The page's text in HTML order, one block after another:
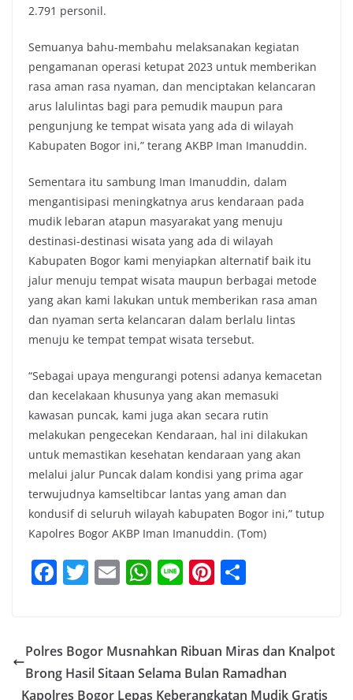
2.791 personil.
Semuanya bahu-membahu melaksanakan kegiatan
pengamanan operasi ketupat 2023 untuk memberikan
rasa aman rasa nyaman, dan menciptakan kelancaran
arus lalulintas bagi para pemudik maupun para
pengunjung ke tempat wisata yang ada di wilayah
Kabupaten Bogor ini,” terang AKBP Iman Imanuddin.
Sementara itu sambung Iman Imanuddin, dalam
mengantisipasi meningkatnya arus kendaraan pada
mudik lebaran atapun masyarakat yang menuju
destinasi-destinasi wisata yang ada di wilayah
Kabupaten Bogor kami menyiapkan alternatif baik itu
jalur menuju tempat wisata maupun berbagai metode
yang akan kami lakukan untuk memberikan rasa aman
dan nyaman serta kelancaran dalam berlalu lintas
menuju ke tempat tempat wisata tersebut.
“Sebagai upaya mengurangi potensi adanya kemacetan
dan kecelakaan khusunya yang akan memasuki
kawasan puncak, kami juga akan secara rutin
melakukan pengecekan Kendaraan, hal ini dilakukan
untuk memastikan kesehatan kendaraan yang akan
melalui jalur Puncak dalam kondisi yang prima agar
terwujudnya kamseltibcar lantas yang aman dan
kondusif di seluruh wilayah kabupaten Bogor ini,” tutup
Kapolres Bogor AKBP Iman Imanuddin. (Tom)
F
e
b
T
er
E
l
W
s
A
Li Pi
e
st
e
Polres Bogor Musnahkan Ribuan Miras dan Knalpot
Brong Hasil Sitaan Selama Bulan Ramadhan
Kapolres Bogor Lepas Keberangkatan Mudik Gratis